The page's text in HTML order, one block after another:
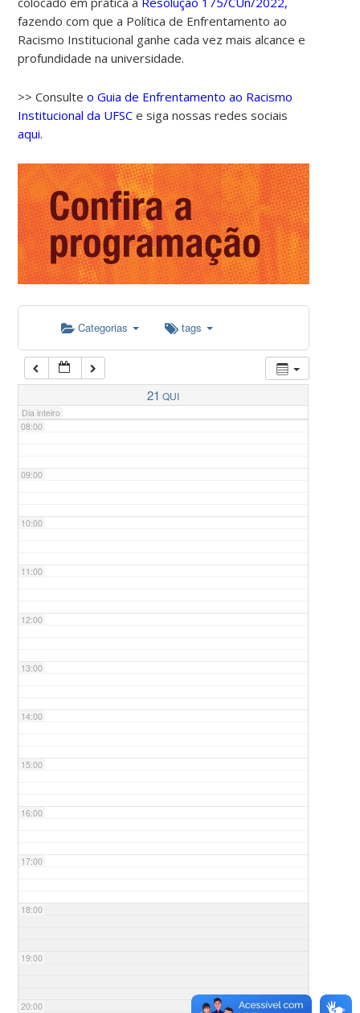
fazendo com que a Política de Enfrentamento ao
Racismo Institucional ganhe cada vez mais alcance e
profundidade na universidade.
>> Consulteo Guia de Enfrentamento ao Racismo
Institucional da UFSC e siga nossas redes sociais
aqui.
Categorias tags
21 QUI
Dia inteiro
00:00
02:00
03:00
04:00
05:00
07:00
08:00
09:00
10:00
11:00
12:00
13:00
14:00
15:00
16:00
17:00
18:00
19:00
20:00